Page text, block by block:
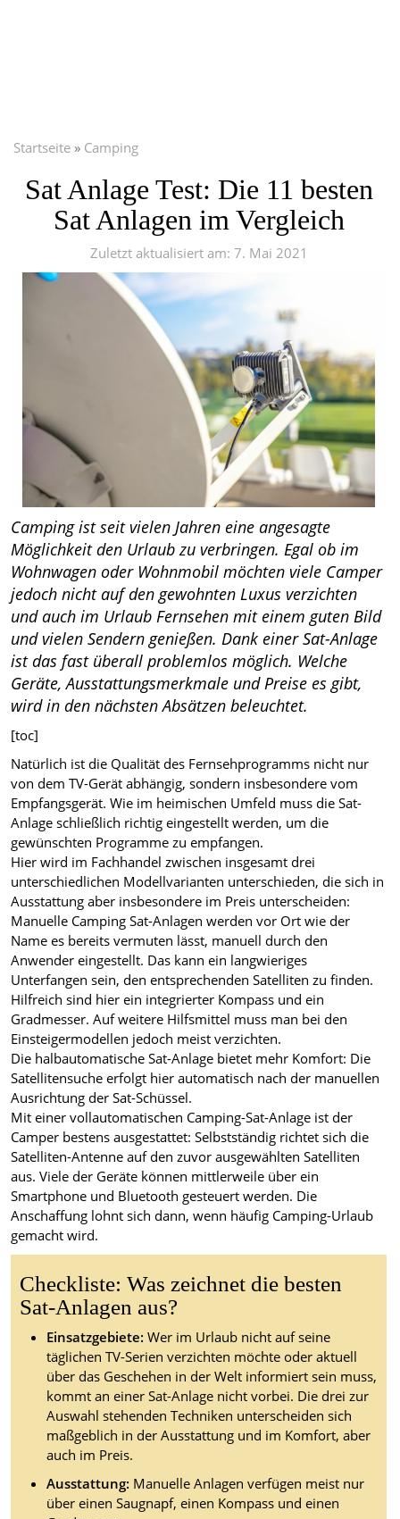
Startseite Camping
Sat Anlage Test: Die 11 besten
Sat Anlagen im Vergleich
Zuletzt aktualisiert am: 7. Mai 2021
Camping ist seit vielen Jahren eine angesagte
Möglichkeit den Urlaub zu verbringen. Egal ob im
Wohnwagen oder Wohnmobil möchten viele Camper
jedoch nicht auf den gewohnten Luxus verzichten
und auch im Urlaub Fernsehen mit einem guten Bild
und vielen Sendern genießen. Dank einer Sat-Anlage
ist das fast überall problemlos möglich. Welche
Geräte, Ausstattungsmerkmale und Preise es gibt,
wird in den nächsten Absätzen beleuchtet.
[toc]
Natürlich ist die Qualität des Fernsehprogramms nicht nur
von dem TV-Gerät abhängig, sondern insbesondere vom
Empfangsgerät. Wie im heimischen Umfeld muss die Sat-
Anlage schließlich richtig eingestellt werden, um die
gewünschten Programme zu empfangen.
Hier wird im Fachhandel zwischen insgesamt drei
unterschiedlichen Modellvarianten unterschieden, die sich in
Ausstattung aber insbesondere im Preis unterscheiden:
Manuelle Camping Sat-Anlagen werden vor Ort wie der
Name es bereits vermuten lässt, manuell durch den
Anwender eingestellt. Das kann ein langwieriges
Unterfangen sein, den entsprechenden Satelliten zu finden.
Hilfreich sind hier ein integrierter Kompass und ein
Gradmesser. Auf weitere Hilfsmittel muss man bei den
Einsteigermodellen jedoch meist verzichten.
Die halbautomatische Sat-Anlage bietet mehr Komfort: Die
Satellitensuche erfolgt hier automatisch nach der manuellen
Ausrichtung der Sat-Schüssel.
Mit einer vollautomatischen Camping-Sat-Anlage ist der
Camper bestens ausgestattet: Selbstständig richtet sich die
Satelliten-Antenne auf den zuvor ausgewählten Satelliten
aus. Viele der Geräte können mittlerweile über ein
Smartphone und Bluetooth gesteuert werden. Die
Anschaffung lohnt sich dann, wenn häufig Camping-Urlaub
gemacht wird.
Checkliste: Was zeichnet die besten
Sat-Anlagen aus?
Einsatzgebiete: Wer im Urlaub nicht auf seine
täglichen TV-Serien verzichten möchte oder aktuell
über das Geschehen in der Welt informiert sein muss,
kommt an einer Sat-Anlage nicht vorbei. Die drei zur
Auswahl stehenden Techniken unterscheiden sich
maßgeblich in der Ausstattung und im Komfort, aber
auch im Preis.
Ausstattung: Manuelle Anlagen verfügen meist nur
über einen Saugnapf, einen Kompass und einen